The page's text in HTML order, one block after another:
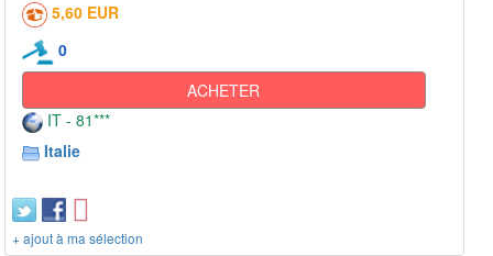
5,60 EUR
0
ACHETER
IT - 81***
Italie
+ ajout à ma sélection